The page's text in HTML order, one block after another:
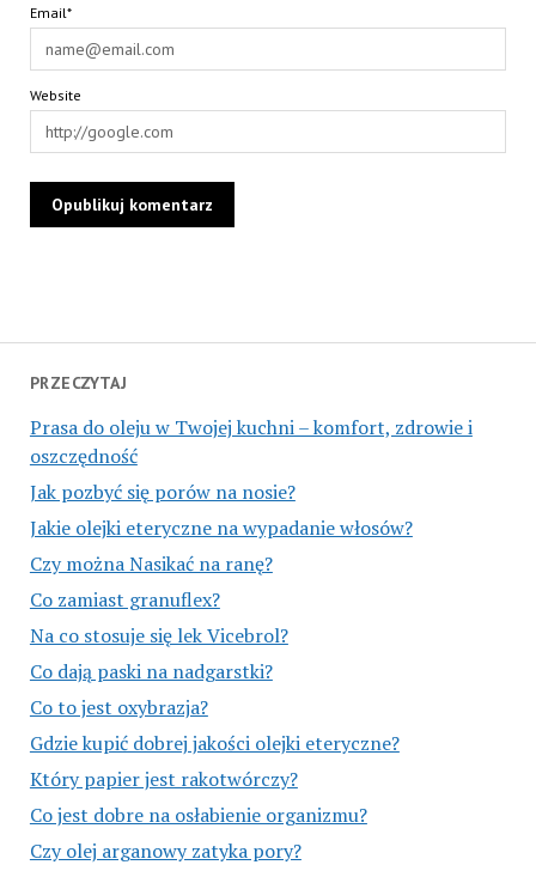
PRZECZYTAJ
Prasa do oleju w Twojej kuchni – komfort, zdrowie i
oszczędność
Jak pozbyć się porów na nosie?
Jakie olejki eteryczne na wypadanie włosów?
Czy można Nasikać na ranę?
Co zamiast granuflex?
Na co stosuje się lek Vicebrol?
Co dają paski na nadgarstki?
Co to jest oxybrazja?
Gdzie kupić dobrej jakości olejki eteryczne?
Który papier jest rakotwórczy?
Co jest dobre na osłabienie organizmu?
Czy olej arganowy zatyka pory?
Email*
Website